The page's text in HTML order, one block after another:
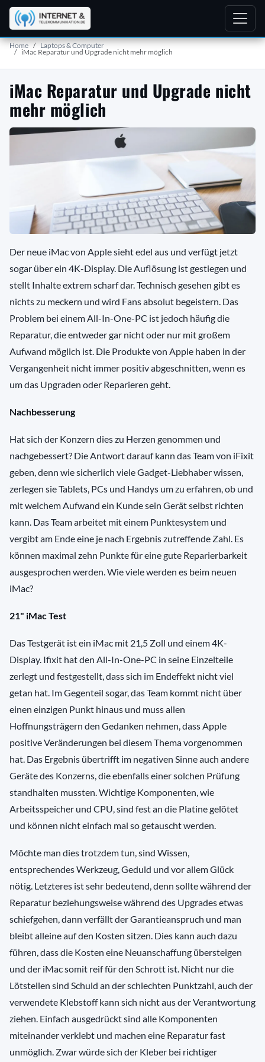
Home Laptops & Computer
iMac Reparatur und Upgrade nicht mehr möglich
iMac Reparatur und Upgrade nicht
mehr möglich
Der neue iMac von Apple sieht edel aus und verfügt jetzt
sogar über ein 4K-Display. Die Auflösung ist gestiegen und
stellt Inhalte extrem scharf dar. Technisch gesehen gibt es
nichts zu meckern und wird Fans absolut begeistern. Das
Problem bei einem All-In-One-PC ist jedoch häufig die
Reparatur, die entweder gar nicht oder nur mit großem
Aufwand möglich ist. Die Produkte von Apple haben in der
Vergangenheit nicht immer positiv abgeschnitten, wenn es
um das Upgraden oder Reparieren geht.
Nachbesserung
Hat sich der Konzern dies zu Herzen genommen und
nachgebessert? Die Antwort darauf kann das Team von iFixit
geben, denn wie sicherlich viele Gadget-Liebhaber wissen,
zerlegen sie Tablets, PCs und Handys um zu erfahren, ob und
mit welchem Aufwand ein Kunde sein Gerät selbst richten
kann. Das Team arbeitet mit einem Punktesystem und
vergibt am Ende eine je nach Ergebnis zutreffende Zahl. Es
können maximal zehn Punkte für eine gute Reparierbarkeit
ausgesprochen werden. Wie viele werden es beim neuen
iMac?
21" iMac Test
Das Testgerät ist ein iMac mit 21,5 Zoll und einem 4K-
Display. Ifixit hat den All-In-One-PC in seine Einzelteile
zerlegt und festgestellt, dass sich im Endeffekt nicht viel
getan hat. Im Gegenteil sogar, das Team kommt nicht über
einen einzigen Punkt hinaus und muss allen
Hoffnungsträgern den Gedanken nehmen, dass Apple
positive Veränderungen bei diesem Thema vorgenommen
hat. Das Ergebnis übertrifft im negativen Sinne auch andere
Geräte des Konzerns, die ebenfalls einer solchen Prüfung
standhalten mussten. Wichtige Komponenten, wie
Arbeitsspeicher und CPU, sind fest an die Platine gelötet
und können nicht einfach mal so getauscht werden.
Möchte man dies trotzdem tun, sind Wissen,
entsprechendes Werkzeug, Geduld und vor allem Glück
nötig. Letzteres ist sehr bedeutend, denn sollte während der
Reparatur beziehungsweise während des Upgrades etwas
schiefgehen, dann verfällt der Garantieanspruch und man
bleibt alleine auf den Kosten sitzen. Dies kann auch dazu
führen, dass die Kosten eine Neuanschaffung übersteigen
und der iMac somit reif für den Schrott ist. Nicht nur die
Lötstellen sind Schuld an der schlechten Punktzahl, auch der
verwendete Klebstoff kann sich nicht aus der Verantwortung
ziehen. Einfach ausgedrückt sind alle Komponenten
miteinander verklebt und machen eine Reparatur fast
unmöglich. Zwar würde sich der Kleber bei richtiger